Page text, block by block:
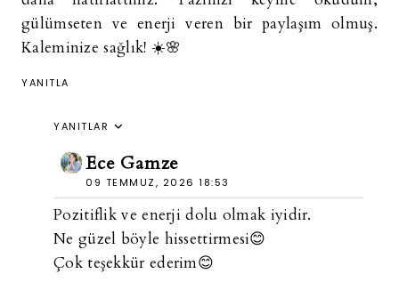
gülümseten ve enerji veren bir paylaşım olmuş.
Kaleminize sağlık! ☀️🌸
YANITLA
YANITLAR
Ece Gamze
09 TEMMUZ, 2026 18:53
Pozitiflik ve enerji dolu olmak iyidir.
Ne güzel böyle hissettirmesi😊
Çok teşekkür ederim😊